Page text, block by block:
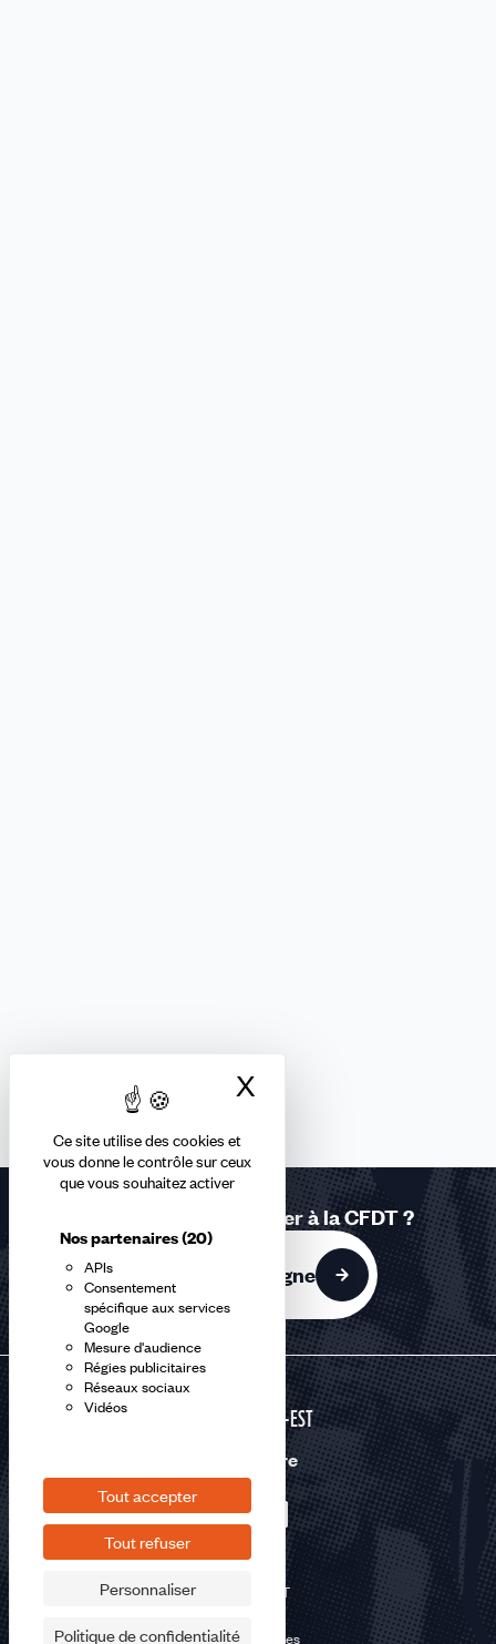
Ce site utilise des cookies et
vous donne le contrôle sur ceux
que vous souhaitez activer
Nos partenaires(20)
APIs
Consentement
spécifique aux services
Google
Mesure d'audience
Régies publicitaires
Réseaux sociaux
Vidéos
Tout accepter
Tout refuser
Personnaliser
Politique de confidentialité
X
Vous souhaitez adhérer à la CFDT ?
J'adhère en ligne
GRAND-EST
Nous suivre
©2026 CFDT
Mentions légales